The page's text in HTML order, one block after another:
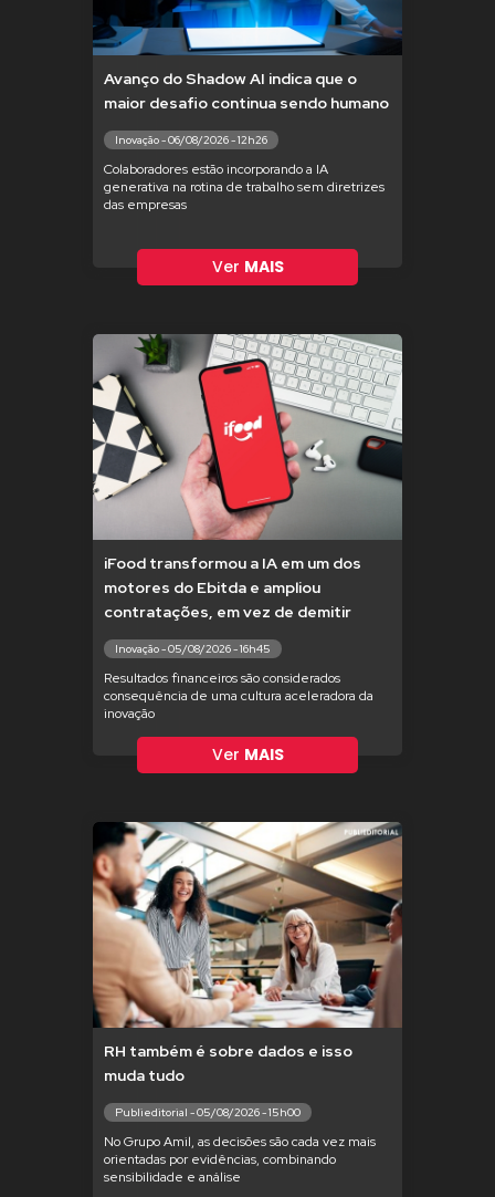
Avanço do Shadow AI indica que o
maior desafio continua sendo humano
Inovação - 06/08/2026 - 12h26
Colaboradores estão incorporando a IA
generativa na rotina de trabalho sem diretrizes
das empresas
Ver MAIS
iFood transformou a IA em um dos
motores do Ebitda e ampliou
contratações, em vez de demitir
Inovação - 05/08/2026 - 16h45
Resultados financeiros são considerados
consequência de uma cultura aceleradora da
inovação
Ver MAIS
RH também é sobre dados e isso
muda tudo
Publieditorial - 05/08/2026 - 15h00
No Grupo Amil, as decisões são cada vez mais
orientadas por evidências, combinando
sensibilidade e análise